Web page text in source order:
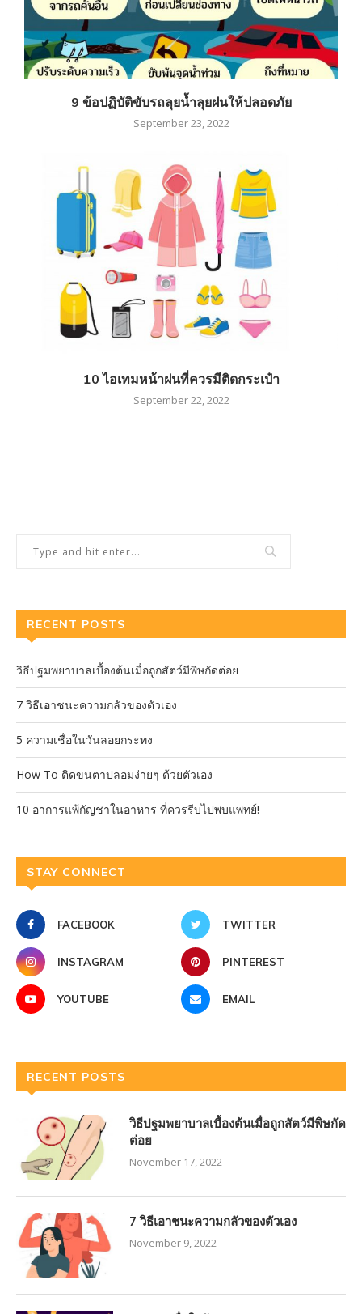
9 ข้อปฏิบัติขับรถลุยน้ำลุยฝนให้ปลอดภัย
September 23, 2022
10 ไอเทมหน้าฝนที่ควรมีติดกระเป๋า
September 22, 2022
RECENT POSTS
วิธีปฐมพยาบาลเบื้องต้นเมื่อถูกสัตว์มีพิษกัดต่อย
7 วิธีเอาชนะความกลัวของตัวเอง
5 ความเชื่อในวันลอยกระทง
How To ติดขนตาปลอมง่ายๆ ด้วยตัวเอง
10 อาการแพ้กัญชาในอาหาร ที่ควรรีบไปพบแพทย์!
STAY CONNECT
FACEBOOK TWITTER
INSTAGRAM PINTEREST
YOUTUBE EMAIL
RECENT POSTS
วิธีปฐมพยาบาลเบื้องต้นเมื่อถูกสัตว์มีพิษกัด
ต่อย
November 17, 2022
7 วิธีเอาชนะความกลัวของตัวเอง
November 9, 2022